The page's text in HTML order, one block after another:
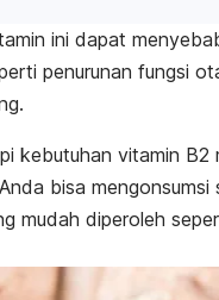
ini dapat
penurunan fungsi
kebutuhan vitamin B2
Anda bisa mengonsumsi
mudah diperoleh